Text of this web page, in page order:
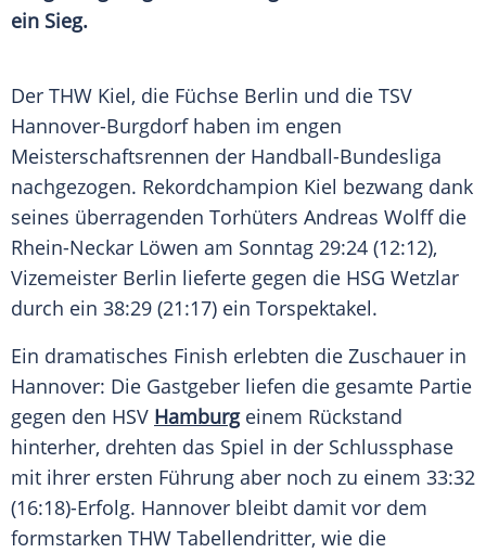
ein Sieg.
Der THW Kiel, die Füchse Berlin und die TSV
Hannover-Burgdorfhaben im engen
Meisterschaftsrennen der Handball-Bundesliga
nachgezogen. Rekordchampion Kiel bezwang dank
seines überragenden Torhüters Andreas Wolffdie
Rhein-Neckar Löwen am Sonntag 29:24 (12:12),
Vizemeister Berlin lieferte gegen die HSG Wetzlar
durch ein 38:29 (21:17) ein Torspektakel.
Ein dramatisches Finish erlebten die Zuschauer in
Hannover: Die Gastgeber liefen die gesamte Partie
gegen den HSV Hamburgeinem Rückstand
hinterher, drehten das Spiel in der Schlussphase
mit ihrer ersten Führung aber noch zu einem 33:32
(16:18)-Erfolg. Hannover bleibt damit vor dem
formstarken THW Tabellendritter, wie die